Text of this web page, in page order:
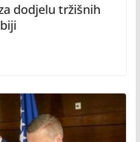
dodjelu tržišnih